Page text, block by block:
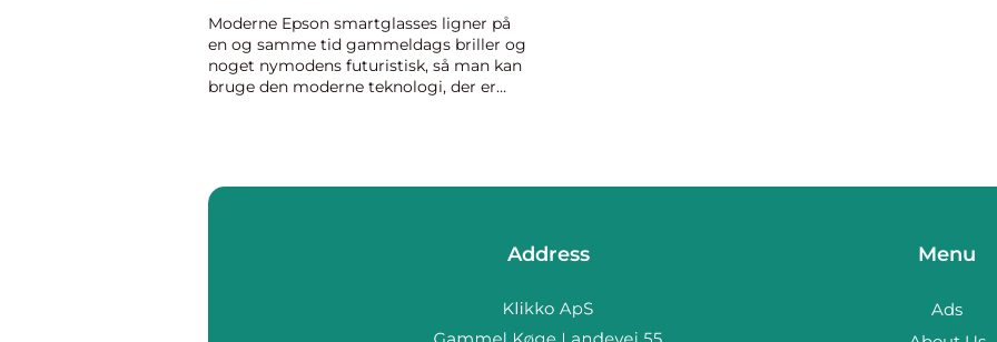
Moderne Epson smartglasses ligner på
en og samme tid gammeldags briller og
noget nymodens futuristisk, så man kan
bruge den moderne teknologi, der er
Address Menu
Ads